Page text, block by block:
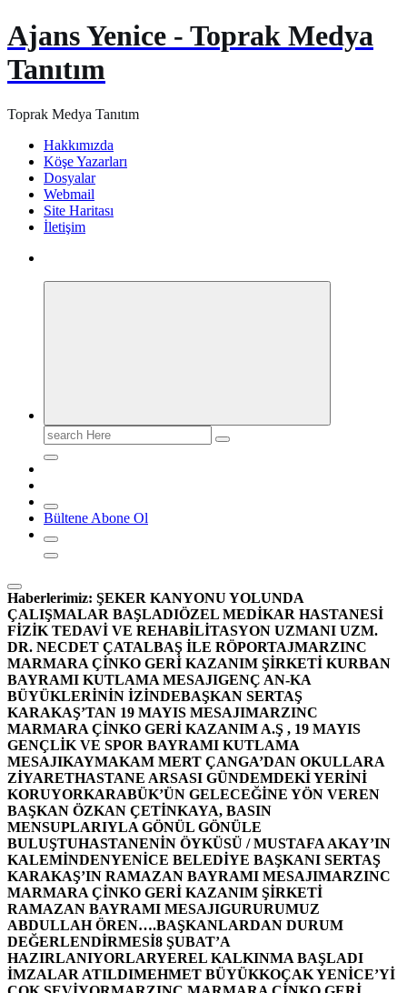
Ajans Yenice - Toprak Medya
Tanıtım
Toprak Medya Tanıtım
Hakkımızda
Köşe Yazarları
Dosyalar
Webmail
Site Haritası
İletişim
Search
for:
Bültene Abone Ol
Haberlerimiz: ŞEKER KANYONU YOLUNDA
ÇALIŞMALAR BAŞLADIÖZEL MEDİKAR HASTANESİ
FİZİK TEDAVİ VE REHABİLİTASYON UZMANI UZM.
DR. NECDET ÇATALBAŞ İLE RÖPORTAJMARZINC
MARMARA ÇİNKO GERİ KAZANIM ŞİRKETİ KURBAN
BAYRAMI KUTLAMA MESAJIGENÇ AN-KA
BÜYÜKLERİNİN İZİNDEBAŞKAN SERTAŞ
KARAKAŞ’TAN 19 MAYIS MESAJIMARZINC
MARMARA ÇİNKO GERİ KAZANIM A.Ş , 19 MAYIS
GENÇLİK VE SPOR BAYRAMI KUTLAMA
MESAJIKAYMAKAM MERT ÇANGA’DAN OKULLARA
ZİYARETHASTANE ARSASI GÜNDEMDEKİ YERİNİ
KORUYORKARABÜK’ÜN GELECEĞİNE YÖN VEREN
BAŞKAN ÖZKAN ÇETİNKAYA, BASIN
MENSUPLARIYLA GÖNÜL GÖNÜLE
BULUŞTUHASTANENİN ÖYKÜSÜ / MUSTAFA AKAY’IN
KALEMİNDENYENİCE BELEDİYE BAŞKANI SERTAŞ
KARAKAŞ’IN RAMAZAN BAYRAMI MESAJIMARZINC
MARMARA ÇİNKO GERİ KAZANIM ŞİRKETİ
RAMAZAN BAYRAMI MESAJIGURURUMUZ
ABDULLAH ÖREN….BAŞKANLARDAN DURUM
DEĞERLENDİRMESİ8 ŞUBAT’A
HAZIRLANIYORLARYEREL KALKINMA BAŞLADI
İMZALAR ATILDIMEHMET BÜYÜKKOÇAK YENİCE’Yİ